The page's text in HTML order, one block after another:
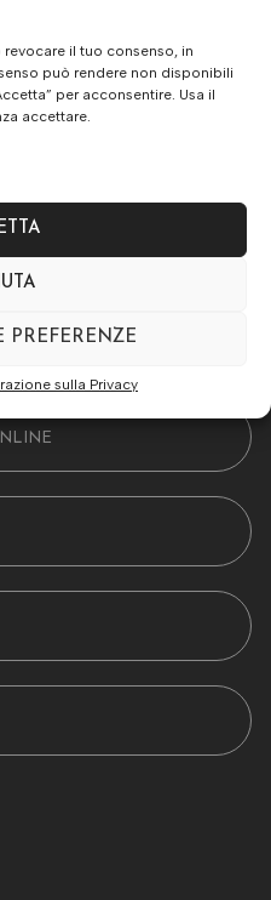
il tuo consenso, in
può rendere non disponibili
per acconsentire. Usa il
accettare.
PREFERENZE
sulla Privacy
& C Piazza Libertà,